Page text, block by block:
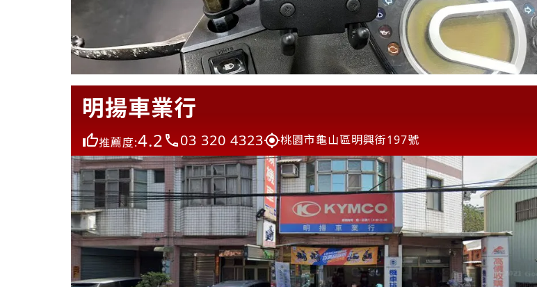
明揚車業行
推薦度:4.2 03 320 4323 桃園市龜山區明興街197號